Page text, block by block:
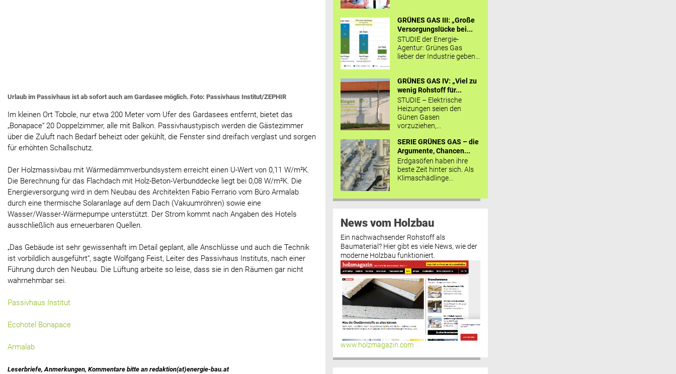
Urlaub im Passivhaus ist ab sofort auch am Gardasee möglich. Foto: Passivhaus Institut/ZEPHIR
Im kleinen Ort Tobole, nur etwa 200 Meter vom Ufer des Gardasees entfernt, bietet das
„Bonapace“ 20 Doppelzimmer, alle mit Balkon. Passivhaustypisch werden die Gästezimmer
über die Zuluft nach Bedarf beheizt oder gekühlt, die Fenster sind dreifach verglast und sorgen
für erhöhten Schallschutz.
Der Holzmassivbau mit Wärmedämmverbundsystem erreicht einen U-Wert von 0,11 W/m²K.
Die Berechnung für das Flachdach mit Holz-Beton-Verbunddecke liegt bei 0,08 W/m²K. Die
Energieversorgung wird in dem Neubau des Architekten Fabio Ferrario vom Büro Armalab
durch eine thermische Solaranlage auf dem Dach (Vakuumröhren) sowie eine
Wasser/Wasser-Wärmepumpe unterstützt. Der Strom kommt nach Angaben des Hotels
ausschließlich aus erneuerbaren Quellen.
„Das Gebäude ist sehr gewissenhaft im Detail geplant, alle Anschlüsse und auch die Technik
ist vorbildlich ausgeführt“, sagte Wolfgang Feist, Leiter des Passivhaus Instituts, nach einer
Führung durch den Neubau. Die Lüftung arbeite so leise, dass sie in den Räumen gar nicht
wahrnehmbar sei.
Passivhaus Institut
Ecohotel Bonapace
Armalab
Leserbriefe, Anmerkungen, Kommentare bitte an redaktion(at)energie-bau.at
GRÜNES GAS III: „Große
Versorgungslücke bei...
STUDIE der Energie-
Agentur: Grünes Gas
lieber der Industrie geben...
GRÜNES GAS IV: „Viel zu
wenig Rohstoff für...
STUDIE – Elektrische
Heizungen seien den
Günen Gasen
vorzuziehen,...
SERIE GRÜNES GAS – die
Argumente, Chancen...
Erdgasöfen haben ihre
beste Zeit hinter sich. Als
Klimaschädlinge...
News vom Holzbau
Ein nachwachsender Rohstoff als
Baumaterial? Hier gibt es viele News, wie der
moderne Holzbau funktioniert.
www.holzmagazin.com